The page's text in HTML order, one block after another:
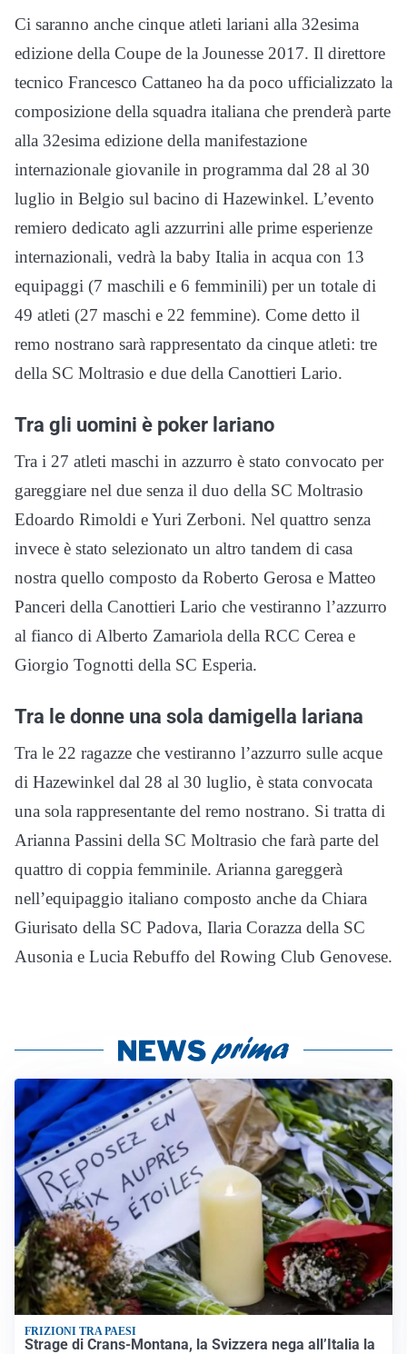
Ci saranno anche cinque atleti lariani alla 32esima
edizione della Coupe de la Jounesse 2017. Il direttore
tecnico Francesco Cattaneo ha da poco ufficializzato la
composizione della squadra italiana che prenderà parte
alla 32esima edizione della manifestazione
internazionale giovanile in programma dal 28 al 30
luglio in Belgio sul bacino di Hazewinkel. L’evento
remiero dedicato agli azzurrini alle prime esperienze
internazionali, vedrà la baby Italia in acqua con 13
equipaggi (7 maschili e 6 femminili) per un totale di
49 atleti (27 maschi e 22 femmine). Come detto il
remo nostrano sarà rappresentato da cinque atleti: tre
della SC Moltrasio e due della Canottieri Lario.
Tra gli uomini è poker lariano
Tra i 27 atleti maschi in azzurro è stato convocato per
gareggiare nel due senza il duo della SC Moltrasio
Edoardo Rimoldi e Yuri Zerboni. Nel quattro senza
invece è stato selezionato un altro tandem di casa
nostra quello composto da Roberto Gerosa e Matteo
Panceri della Canottieri Lario che vestiranno l’azzurro
al fianco di Alberto Zamariola della RCC Cerea e
Giorgio Tognotti della SC Esperia.
Tra le donne una sola damigella lariana
Tra le 22 ragazze che vestiranno l’azzurro sulle acque
di Hazewinkel dal 28 al 30 luglio, è stata convocata
una sola rappresentante del remo nostrano. Si tratta di
Arianna Passini della SC Moltrasio che farà parte del
quattro di coppia femminile. Arianna gareggerà
nell’equipaggio italiano composto anche da Chiara
Giurisato della SC Padova, Ilaria Corazza della SC
Ausonia e Lucia Rebuffo del Rowing Club Genovese.
FRIZIONI TRA PAESI
Strage di Crans-Montana, la Svizzera nega all’Italia la